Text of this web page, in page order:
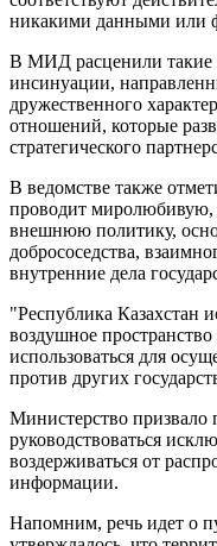
никакими данными или
В МИД расценили такие
инсинуации,
дружественного
отношений, которые
стратегического
В ведомстве также
проводит миролюбивую,
внешнюю политику,
добрососедства,
внутренние дела
"Республика Казахстан
воздушное
использоваться для
против других
Министерство
руководствоваться
воздерживаться от
информации.
Напомним, речь идет о